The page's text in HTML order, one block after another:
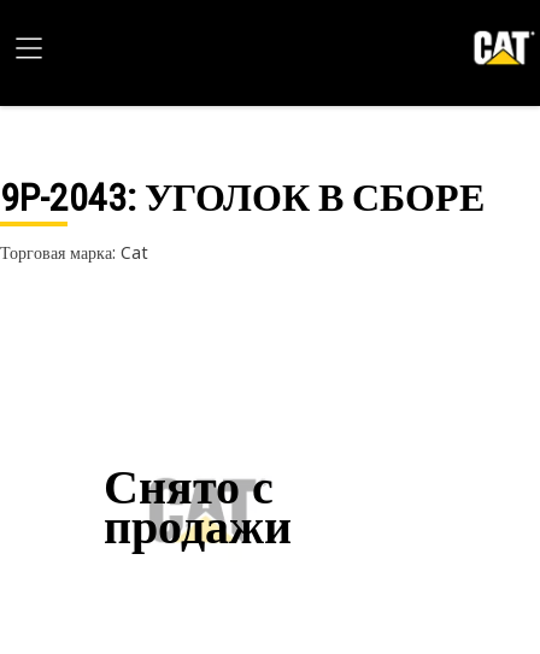
9P-2043: УГОЛОК В СБОРЕ
Торговая марка: Cat
Снято с
продажи